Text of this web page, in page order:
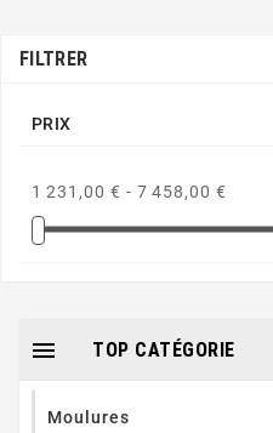
FILTRER
PRIX
1 231,00 € - 7 458,00 €
TOP CATÉGORIE

Moulures